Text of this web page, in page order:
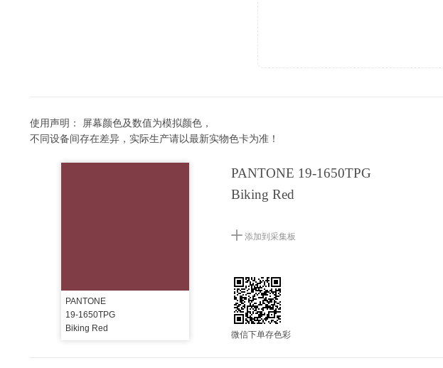
使用声明： 屏幕颜色及数值为模拟颜色，
不同设备间存在差异，实际生产请以最新实物色卡为准！
PANTONE
19-1650TPG
Biking Red
PANTONE 19-1650TPG
Biking Red
添加到采集板
微信下单存色彩